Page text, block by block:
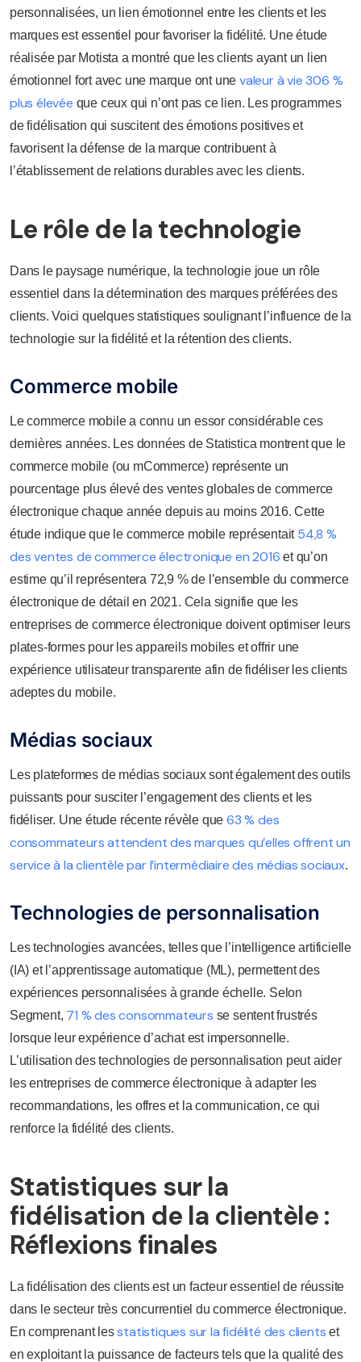
personnalisées, un lien émotionnel entre les clients et les
marques est essentiel pour favoriser la fidélité. Une étude
réalisée par Motista a montré que les clients ayant un lien
émotionnel fort avec une marque ont unevaleur à vie 306 %
plus élevée que ceux qui n’ont pas ce lien. Les programmes
de fidélisation qui suscitent des émotions positives et
favorisent la défense de la marque contribuent à
l’établissement de relations durables avec les clients.
Le rôle de la technologie
Dans le paysage numérique, la technologie joue un rôle
essentiel dans la détermination des marques préférées des
clients. Voici quelques statistiques soulignant l’influence de la
technologie sur la fidélité et la rétention des clients.
Commerce mobile
Le commerce mobile a connu un essor considérable ces
dernières années. Les données de Statistica montrent que le
commerce mobile (ou mCommerce) représente un
pourcentage plus élevé des ventes globales de commerce
électronique chaque année depuis au moins 2016. Cette
étude indique que le commerce mobile représentait 54,8 %
des ventes de commerce électronique en 2016 et qu’on
estime qu’il représentera 72,9 % de l’ensemble du commerce
électronique de détail en 2021. Cela signifie que les
entreprises de commerce électronique doivent optimiser leurs
plates-formes pour les appareils mobiles et offrir une
expérience utilisateur transparente afin de fidéliser les clients
adeptes du mobile.
Médias sociaux
Les plateformes de médias sociaux sont également des outils
puissants pour susciter l’engagement des clients et les
fidéliser. Une étude récente révèle que63 % des
consommateurs attendent des marques qu’elles offrent un
service à la clientèle par l’intermédiaire des médias sociaux.
Technologies de personnalisation
Les technologies avancées, telles que l’intelligence artificielle
(IA) et l’apprentissage automatique (ML), permettent des
expériences personnalisées à grande échelle. Selon
Segment, 71 % des consommateurs se sentent frustrés
lorsque leur expérience d’achat est impersonnelle.
L’utilisation des technologies de personnalisation peut aider
les entreprises de commerce électronique à adapter les
recommandations, les offres et la communication, ce qui
renforce la fidélité des clients.
Statistiques sur la
fidélisation de la clientèle :
Réflexions finales
La fidélisation des clients est un facteur essentiel de réussite
dans le secteur très concurrentiel du commerce électronique.
En comprenant lesstatistiques sur la fidélité des clients et
en exploitant la puissance de facteurs tels que la qualité des